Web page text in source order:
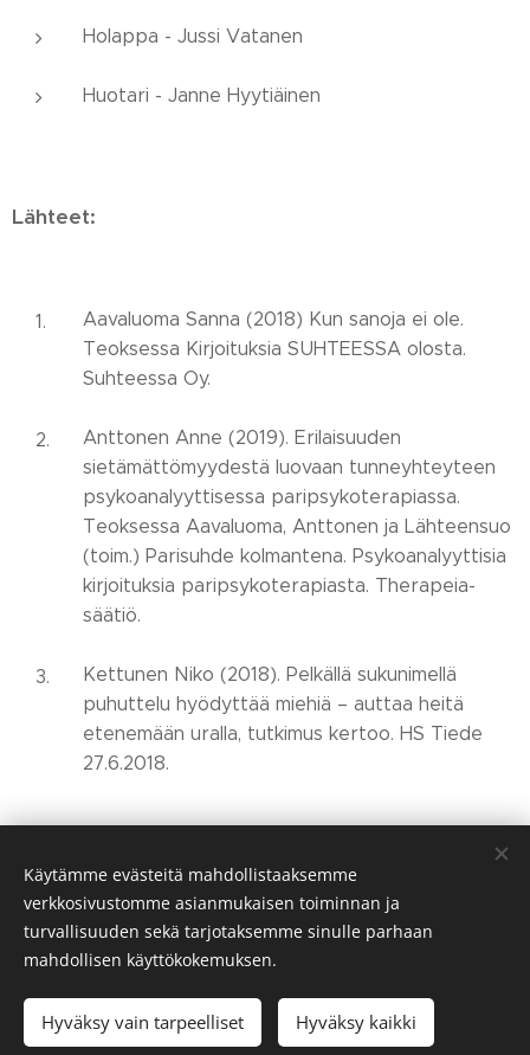
Holappa - Jussi Vatanen
Huotari - Janne Hyytiäinen
Lähteet:
Aavaluoma Sanna (2018) Kun sanoja ei ole.
Teoksessa Kirjoituksia SUHTEESSA olosta.
Suhteessa Oy.
Anttonen Anne (2019). Erilaisuuden
sietämättömyydestä luovaan tunneyhteyteen
psykoanalyyttisessa paripsykoterapiassa.
Teoksessa Aavaluoma, Anttonen ja Lähteensuo
(toim.) Parisuhde kolmantena. Psykoanalyyttisia
kirjoituksia paripsykoterapiasta. Therapeia-
säätiö.
Kettunen Niko (2018). Pelkällä sukunimellä
puhuttelu hyödyttää miehiä – auttaa heitä
etenemään uralla, tutkimus kertoo. HS Tiede
27.6.2018.
Evästeet Tietosuojakäytäntö Evästekäytäntö
Käytämme evästeitä mahdollistaaksemme
verkkosivustomme asianmukaisen toiminnan ja
turvallisuuden sekä tarjotaksemme sinulle parhaan
mahdollisen käyttökokemuksen.
Hyväksy vain tarpeelliset Hyväksy kaikki